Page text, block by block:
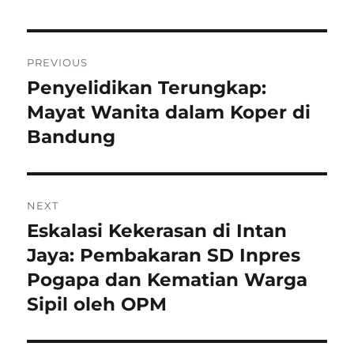
pos
PREVIOUS
Previous
post:
Penyelidikan Terungkap:
Mayat Wanita dalam Koper di
Bandung
NEXT
Next
post:
Eskalasi Kekerasan di Intan
Jaya: Pembakaran SD Inpres
Pogapa dan Kematian Warga
Sipil oleh OPM